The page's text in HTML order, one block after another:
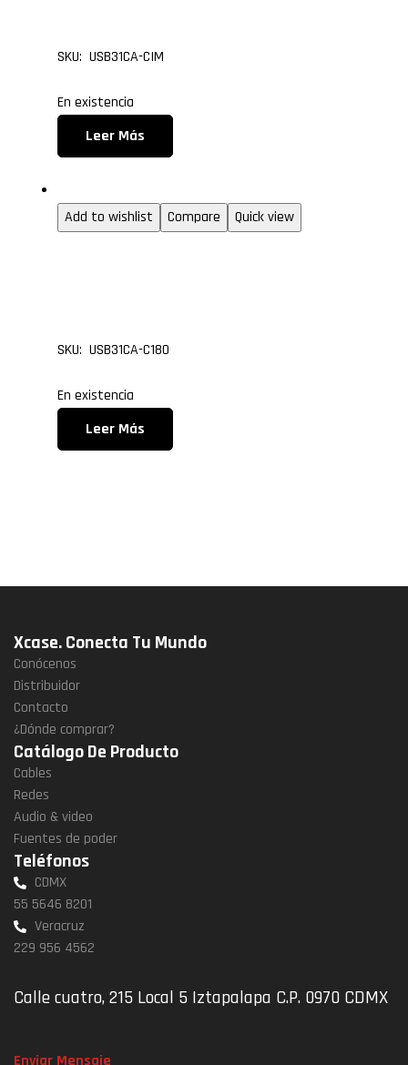
SKU: USB31CA-CIM
En existencia
Leer Más
Add to wishlist
Compare Quick view
SKU: USB31CA-C180
En existencia
Leer Más
Xcase. Conecta Tu Mundo
Conócenos
Distribuidor
Contacto
¿Dónde comprar?
Catálogo De Producto
Cables
Redes
Audio & video
Fuentes de poder
Teléfonos
CDMX
55 5646 8201
Veracruz
229 956 4562
Calle cuatro, 215 Local 5 Iztapalapa C.P. 0970 CDMX